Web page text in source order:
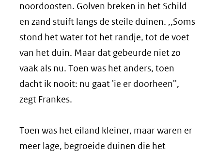
noordoosten. Golven breken in het Schild
en zand stuift langs de steile duinen. ,,Soms
stond het water tot het randje, tot de voet
van het duin. Maar dat gebeurde niet zo
vaak als nu. Toen was het anders, toen
dacht ik nooit: nu gaat 'ie er doorheen'',
zegt Frankes.
Toen was het eiland kleiner, maar waren er
meer lage, begroeide duinen die het